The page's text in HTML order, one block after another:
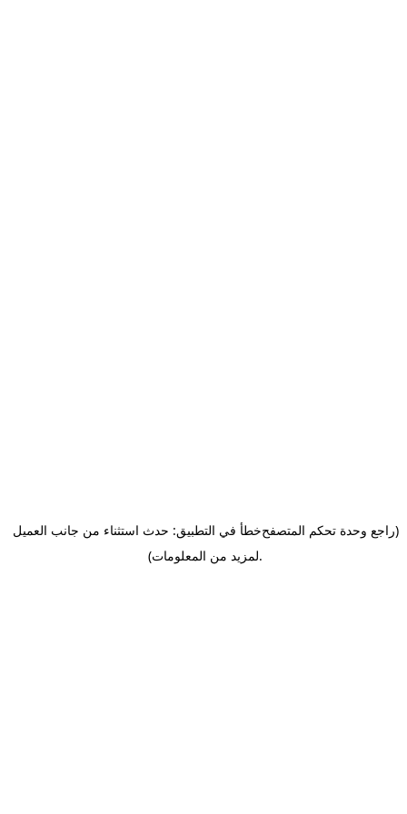
خطأ في التطبيق: حدث استثناء من جانب العميل(راجع وحدة تحكم المتصفح
لمزيد من المعلومات).